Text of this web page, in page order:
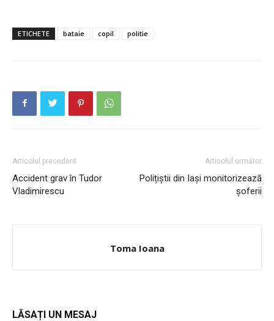
INFO IAȘI
ETICHETE bataie copil politie
Articolul precedent
Accident grav în Tudor
Vladimirescu
Articolul următor
Polițiștii din Iași monitorizează
șoferii
Toma Ioana
LĂSAȚI UN MESAJ